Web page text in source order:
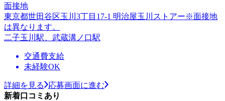
面接地
東京都世田谷区玉川3丁目17-1 明治屋玉川ストアー※面接地
は異なります。
二子玉川駅、武蔵溝ノ口駅
交通費支給
未経験OK
詳細を見る
応募画面に進む
新着口コミあり